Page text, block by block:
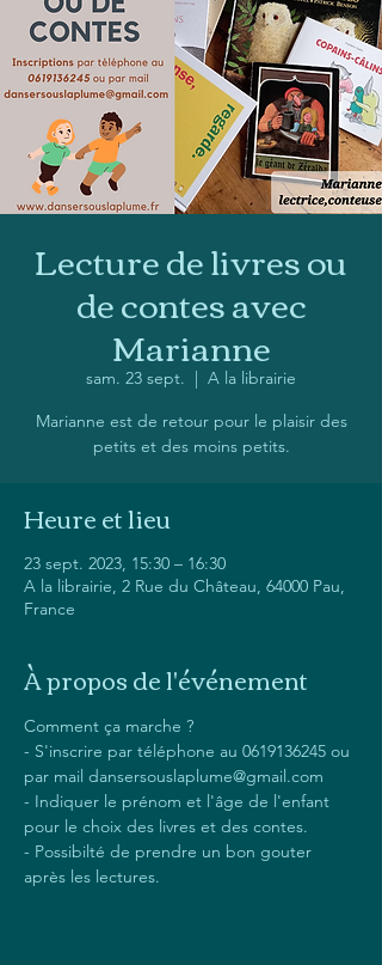
Lecture de livres ou
de contes avec
Marianne
sam. 23 sept.
  |
A la librairie
Marianne est de retour pour le plaisir des
petits et des moins petits.
Heure et lieu
23 sept. 2023, 15:30 – 16:30
A la librairie, 2 Rue du Château, 64000 Pau,
France
À propos de l'événement
Comment ça marche ?
- S'inscrire par téléphone au 0619136245 ou
par mail dansersouslaplume@gmail.com
- Indiquer le prénom et l'âge de l'enfant
pour le choix des livres et des contes.
- Possibilté de prendre un bon gouter
après les lectures.